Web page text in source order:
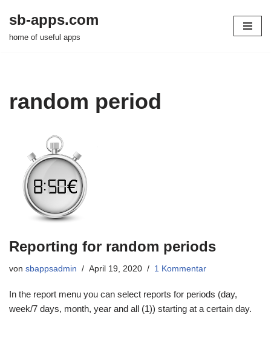
Zum
sb-apps.com
home of useful apps
random period
Reporting for random periods
von sbappsadmin April 19, 2020 1 Kommentar
In the report menu you can select reports for periods (day,
week/7 days, month, year and all (1)) starting at a certain day.